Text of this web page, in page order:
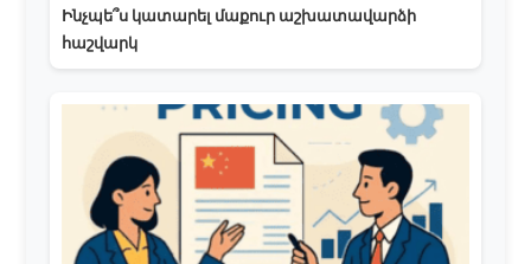
Ինչպե՞ս կատարել մաքուր աշխատավարձի
հաշվարկ